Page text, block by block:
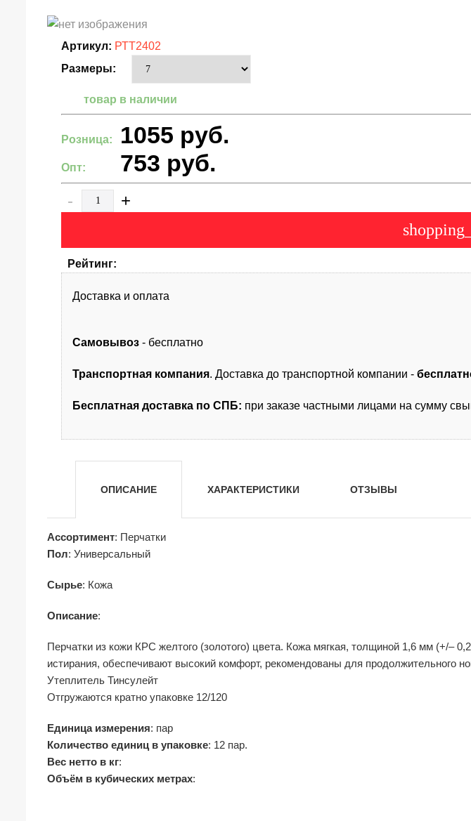
Артикул: РТТ2402
Размеры:
товар в наличии
Розница: 1055 руб.
Опт: 753 руб.
- +
Рейтинг:
Доставка и оплата
Самовывоз - бесплатно
Транспортная компания. Доставка до транспортной компании -
Бесплатная доставка по СПБ: при заказе частными лицами на сумму
ОПИСАНИЕ ХАРАКТЕРИСТИКИ ОТЗЫВЫ
Ассортимент: Перчатки
Пол: Универсальный
Сырье: Кожа
Описание:
Перчатки из кожи КРС желтого (золотого) цвета. Кожа мягкая, толщиной 1,6 мм (+/–
истирания, обеспечивают высокий комфорт, рекомендованы для продолжительного
Утеплитель Тинсулейт
Отгружаются кратно упаковке 12/120
Единица измерения: пар
Количество единиц в упаковке: 12 пар.
Вес нетто в кг:
Объём в кубических метрах: